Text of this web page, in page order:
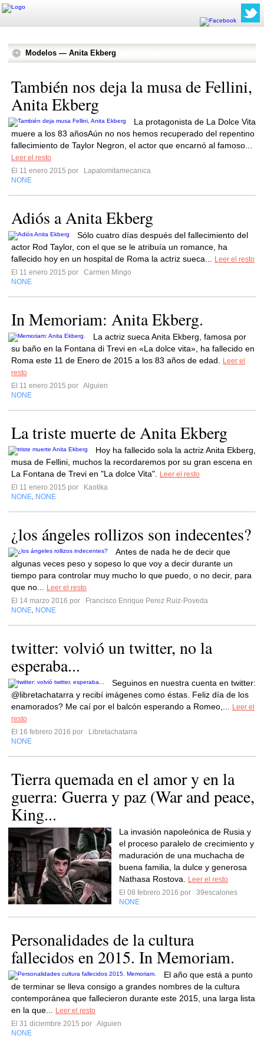
Modelos — Anita Ekberg
También nos deja la musa de Fellini,
Anita Ekberg
La protagonista de La Dolce Vita
muere a los 83 añosAún no nos hemos recuperado del repentino
fallecimiento de Taylor Negron, el actor que encarnó al famoso...
Leer el resto
El 11 enero 2015 por
Lapalomitamecanica
NONE
Adiós a Anita Ekberg
Sólo cuatro días después del fallecimiento del
actor Rod Taylor, con el que se le atribuía un romance, ha
fallecido hoy en un hospital de Roma la actriz sueca...
Leer el resto
El 11 enero 2015 por
Carmen Mingo
NONE
In Memoriam: Anita Ekberg.
La actriz sueca Anita Ekberg, famosa por
su baño en la Fontana di Trevi en «La dolce vita», ha fallecido en
Roma este 11 de Enero de 2015 a los 83 años de edad.
Leer el
resto
El 11 enero 2015 por Alguien
NONE
La triste muerte de Anita Ekberg
Hoy ha fallecido sola la actriz Anita Ekberg,
musa de Fellini, muchos la recordaremos por su gran escena en
La Fontana de Trevi en "La dolce Vita".
Leer el resto
El 11 enero 2015 por
Kaotika
NONE NONE
¿los ángeles rollizos son indecentes?
Antes de nada he de decir que
algunas veces peso y sopeso lo que voy a decir durante un
tiempo para controlar muy mucho lo que puedo, o no decir, para
que no...
Leer el resto
El 14 marzo 2016 por
Francisco Enrique Perez Ruiz-Poveda
NONE NONE
twitter: volvió un twitter, no la
esperaba...
Seguinos en nuestra cuenta en twitter:
@libretachatarra y recibí imágenes como éstas. Feliz día de los
enamorados? Me caí por el balcón esperando a Romeo,...
Leer el
resto
El 16 febrero 2016 por
Libretachatarra
NONE
Tierra quemada en el amor y en la
guerra: Guerra y paz (War and peace,
King...
La invasión napoleónica de Rusia y
el proceso paralelo de crecimiento y
maduración de una muchacha de
buena familia, la dulce y generosa
Nathasa Rostova.
Leer el resto
El 08 febrero 2016 por
39escalones
NONE
Personalidades de la cultura
fallecidos en 2015. In Memoriam.
El año que está a punto
de terminar se lleva consigo a grandes nombres de la cultura
contemporánea que fallecieron durante este 2015, una larga lista
en la que...
Leer el resto
El 31 diciembre 2015 por Alguien
NONE